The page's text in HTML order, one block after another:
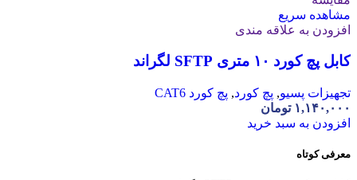
مشاهده سریع
افزودن به علاقه مندی
کابل پچ کورد ۱۰ متری SFTP لگراند
تجهیزات پسیو, پچ کورد, پچ کورد CAT6
۱,۱۴۰,۰۰۰ تومان
افزودن به سبد خرید
معرفی کوتاه